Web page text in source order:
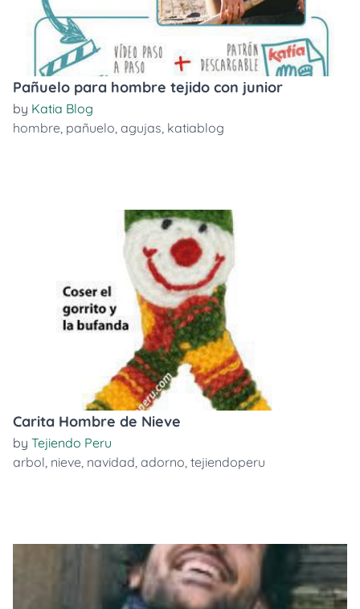
Pañuelo para hombre tejido con junior
by Katia Blog
hombre, pañuelo, agujas, katiablog
Carita Hombre de Nieve
by Tejiendo Peru
arbol, nieve, navidad, adorno, tejiendoperu